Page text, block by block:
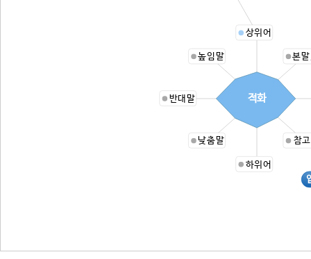
상위어
본
참
하위어
낮춤말
반대말
높임말
적화